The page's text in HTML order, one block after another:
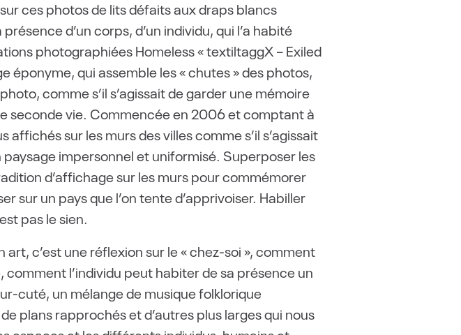
ces photos de lits défaits aux draps blancs
d’un corps, d’un individu, qui l’a habité
photographiées Homeless « textiltaggX – Exiled
éponyme, qui assemble les « chutes » des photos,
comme s’il s’agissait de garder une mémoire
seconde vie. Commencée en 2006 et comptant à
sur les murs des villes comme s’il s’agissait
impersonnel et uniformisé. Superposer les
d’affichage sur les murs pour commémorer
sur un pays que l’on tente d’apprivoiser. Habiller
pas le sien.
c’est une réflexion sur le « chez-soi », comment
l’individu peut habiter de sa présence un
cuté, un mélange de musique folklorique
plans rapprochés et d’autres plus larges qui nous